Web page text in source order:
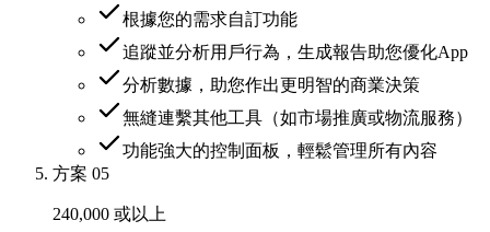
根據您的需求自訂功能
追蹤並分析用戶行為，生成報告助您優化App
分析數據，助您作出更明智的商業決策
無縫連繫其他工具（如市場推廣或物流服務）
功能強大的控制面板，輕鬆管理所有內容
方案 05
240,000 或以上